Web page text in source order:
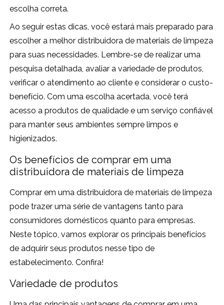
escolha correta.
Ao seguir estas dicas, você estará mais preparado para
escolher a melhor distribuidora de materiais de limpeza
para suas necessidades. Lembre-se de realizar uma
pesquisa detalhada, avaliar a variedade de produtos,
verificar o atendimento ao cliente e considerar o custo-
benefício. Com uma escolha acertada, você terá
acesso a produtos de qualidade e um serviço confiável
para manter seus ambientes sempre limpos e
higienizados.
Os benefícios de comprar em uma
distribuidora de materiais de limpeza
Comprar em uma distribuidora de materiais de limpeza
pode trazer uma série de vantagens tanto para
consumidores domésticos quanto para empresas.
Neste tópico, vamos explorar os principais benefícios
de adquirir seus produtos nesse tipo de
estabelecimento. Confira!
Variedade de produtos